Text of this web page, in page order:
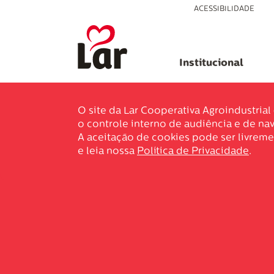
ACESSIBILIDADE
Institucional
O site da Lar Cooperativa
o controle interno de audiência e de
A aceitação de cookies pode ser
e leia nossa Política de Privacidade.